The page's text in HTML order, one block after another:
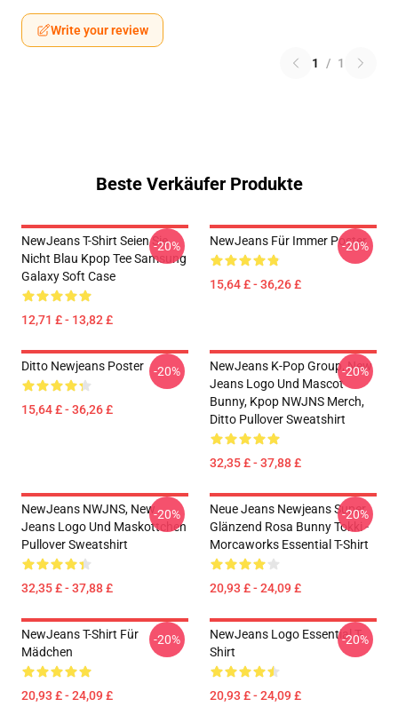
Write your review
1 / 1
Beste Verkäufer Produkte
NewJeans T-Shirt Seien Sie
Nicht Blau Kpop Tee Samsung
Galaxy Soft Case
12,71 £ - 13,82 £
-20% NewJeans Für Immer Poster
15,64 £ - 36,26 £
-20%
Ditto Newjeans Poster
15,64 £ - 36,26 £
-20%
NewJeans K-Pop Group, New
Jeans Logo Und Mascot
Bunny, Kpop NWJNS Merch,
Ditto Pullover Sweatshirt
32,35 £ - 37,88 £
-20%
NewJeans NWJNS, New
Jeans Logo Und Maskottchen
Pullover Sweatshirt
32,35 £ - 37,88 £
-20%
Neue Jeans Newjeans Super
Glänzend Rosa Bunny Tokki -
Morcaworks Essential T-Shirt
20,93 £ - 24,09 £
-20%
NewJeans T-Shirt Für
Mädchen
20,93 £ - 24,09 £
-20%
NewJeans Logo Essential T-
Shirt
20,93 £ - 24,09 £
-20%